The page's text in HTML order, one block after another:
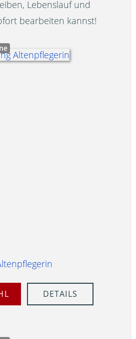
Lebenslauf und
bearbeiten kannst!
DETAILS